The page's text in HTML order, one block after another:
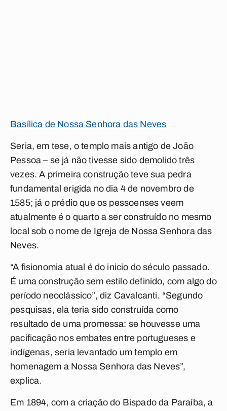
Basílica de Nossa Senhora das Neves
Seria, em tese, o templo mais antigo de João
Pessoa – se já não tivesse sido demolido três
vezes. A primeira construção teve sua pedra
fundamental erigida no dia 4 de novembro de
1585; já o prédio que os pessoenses veem
atualmente é o quarto a ser construído no mesmo
local sob o nome de Igreja de Nossa Senhora das
Neves.
“A fisionomia atual é do inicio do século passado.
É uma construção sem estilo definido, com algo do
período neoclássico”, diz Cavalcanti. “Segundo
pesquisas, ela teria sido construída como
resultado de uma promessa: se houvesse uma
pacificação nos embates entre portugueses e
indígenas, seria levantado um templo em
homenagem a Nossa Senhora das Neves”,
explica.
Em 1894, com a criação do Bispado da Paraíba, a